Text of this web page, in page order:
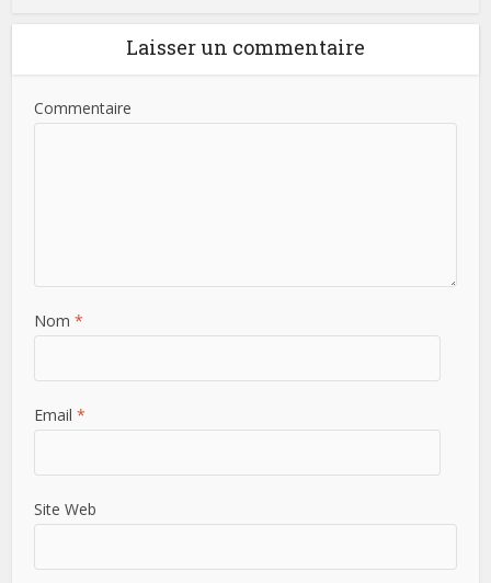
Laisser un commentaire
Commentaire
Nom *
Email *
Site Web